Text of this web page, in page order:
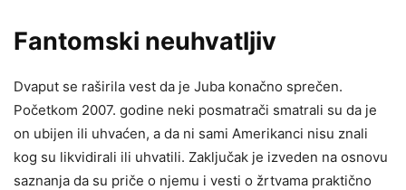
Fantomski neuhvatljiv
Dvaput se raširila vest da je Juba konačno sprečen.
Početkom 2007. godine neki posmatrači smatrali su da je
on ubijen ili uhvaćen, a da ni sami Amerikanci nisu znali
kog su likvidirali ili uhvatili. Zaključak je izveden na osnovu
saznanja da su priče o njemu i vesti o žrtvama praktično